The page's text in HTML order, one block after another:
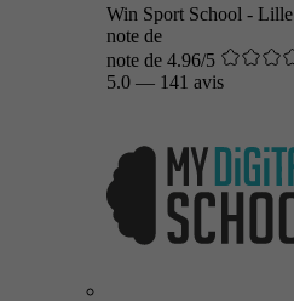
Win Sport School - Lille
note de
note de 4.96/5
5.0 — 141 avis